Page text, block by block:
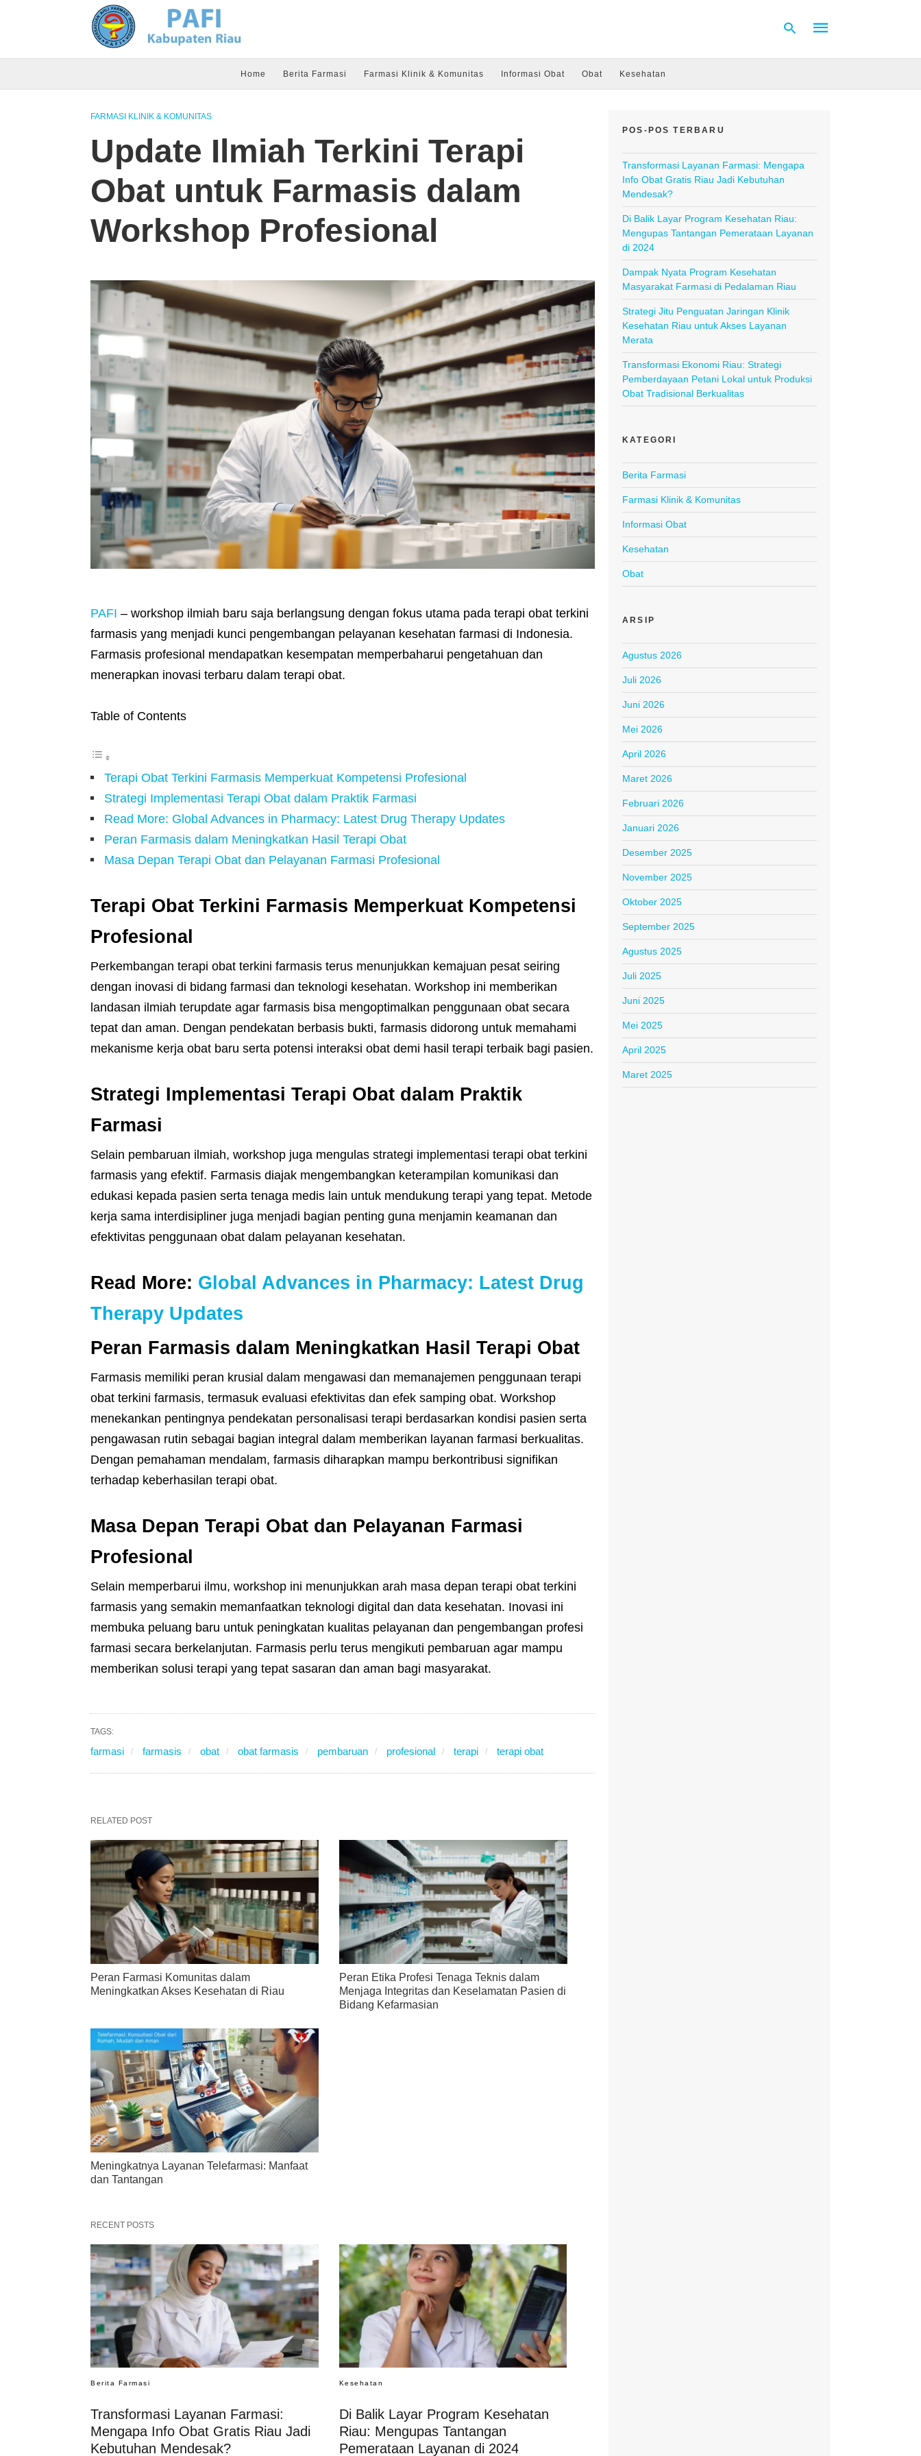
Home Berita Farmasi Farmasi Klinik & Komunitas Informasi Obat Obat Kesehatan
FARMASI KLINIK & KOMUNITAS
Update Ilmiah Terkini Terapi
Obat untuk Farmasis dalam
Workshop Profesional
PAFI – workshop ilmiah baru saja berlangsung dengan fokus utama pada terapi obat terkini
farmasis yang menjadi kunci pengembangan pelayanan kesehatan farmasi di Indonesia.
Farmasis profesional mendapatkan kesempatan memperbaharui pengetahuan dan
menerapkan inovasi terbaru dalam terapi obat.
Table of Contents
Terapi Obat Terkini Farmasis Memperkuat Kompetensi Profesional
Strategi Implementasi Terapi Obat dalam Praktik Farmasi
Read More: Global Advances in Pharmacy: Latest Drug Therapy Updates
Peran Farmasis dalam Meningkatkan Hasil Terapi Obat
Masa Depan Terapi Obat dan Pelayanan Farmasi Profesional
Terapi Obat Terkini Farmasis Memperkuat Kompetensi
Profesional
Perkembangan terapi obat terkini farmasis terus menunjukkan kemajuan pesat seiring
dengan inovasi di bidang farmasi dan teknologi kesehatan. Workshop ini memberikan
landasan ilmiah terupdate agar farmasis bisa mengoptimalkan penggunaan obat secara
tepat dan aman. Dengan pendekatan berbasis bukti, farmasis didorong untuk memahami
mekanisme kerja obat baru serta potensi interaksi obat demi hasil terapi terbaik bagi pasien.
Strategi Implementasi Terapi Obat dalam Praktik
Farmasi
Selain pembaruan ilmiah, workshop juga mengulas strategi implementasi terapi obat terkini
farmasis yang efektif. Farmasis diajak mengembangkan keterampilan komunikasi dan
edukasi kepada pasien serta tenaga medis lain untuk mendukung terapi yang tepat. Metode
kerja sama interdisipliner juga menjadi bagian penting guna menjamin keamanan dan
efektivitas penggunaan obat dalam pelayanan kesehatan.
Read More: Global Advances in Pharmacy: Latest Drug
Therapy Updates
Peran Farmasis dalam Meningkatkan Hasil Terapi Obat
Farmasis memiliki peran krusial dalam mengawasi dan memanajemen penggunaan terapi
obat terkini farmasis, termasuk evaluasi efektivitas dan efek samping obat. Workshop
menekankan pentingnya pendekatan personalisasi terapi berdasarkan kondisi pasien serta
pengawasan rutin sebagai bagian integral dalam memberikan layanan farmasi berkualitas.
Dengan pemahaman mendalam, farmasis diharapkan mampu berkontribusi signifikan
terhadap keberhasilan terapi obat.
Masa Depan Terapi Obat dan Pelayanan Farmasi
Profesional
Selain memperbarui ilmu, workshop ini menunjukkan arah masa depan terapi obat terkini
farmasis yang semakin memanfaatkan teknologi digital dan data kesehatan. Inovasi ini
membuka peluang baru untuk peningkatan kualitas pelayanan dan pengembangan profesi
farmasi secara berkelanjutan. Farmasis perlu terus mengikuti pembaruan agar mampu
memberikan solusi terapi yang tepat sasaran dan aman bagi masyarakat.
TAGS:
farmasi farmasis obat obat farmasis pembaruan profesional terapi terapi obat
RELATED POST
Peran Farmasi Komunitas dalam
Meningkatkan Akses Kesehatan di Riau
Peran Etika Profesi Tenaga Teknis dalam
Menjaga Integritas dan Keselamatan Pasien di
Bidang Kefarmasian
Meningkatnya Layanan Telefarmasi: Manfaat
dan Tantangan
RECENT POSTS
Berita Farmasi
Transformasi Layanan Farmasi:
Mengapa Info Obat Gratis Riau Jadi
Kebutuhan Mendesak?
Kesehatan
Di Balik Layar Program Kesehatan
Riau: Mengupas Tantangan
Pemerataan Layanan di 2024
POS-POS TERBARU
Transformasi Layanan Farmasi: Mengapa
Info Obat Gratis Riau Jadi Kebutuhan
Mendesak?
Di Balik Layar Program Kesehatan Riau:
Mengupas Tantangan Pemerataan Layanan
di 2024
Dampak Nyata Program Kesehatan
Masyarakat Farmasi di Pedalaman Riau
Strategi Jitu Penguatan Jaringan Klinik
Kesehatan Riau untuk Akses Layanan
Merata
Transformasi Ekonomi Riau: Strategi
Pemberdayaan Petani Lokal untuk Produksi
Obat Tradisional Berkualitas
KATEGORI
Berita Farmasi
Farmasi Klinik & Komunitas
Informasi Obat
Kesehatan
Obat
ARSIP
Agustus 2026
Juli 2026
Juni 2026
Mei 2026
April 2026
Maret 2026
Februari 2026
Januari 2026
Desember 2025
November 2025
Oktober 2025
September 2025
Agustus 2025
Juli 2025
Juni 2025
Mei 2025
April 2025
Maret 2025